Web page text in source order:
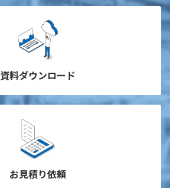
資料ダウンロード
お見積り依頼